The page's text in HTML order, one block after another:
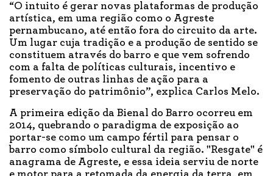
“O intuito é gerar novas plataformas de produção
artística, em uma região como o Agreste
pernambucano, até então fora do circuito da arte.
Um lugar cuja tradição e a produção de sentido se
constituem através do barro e que vem sofrendo
com a falta de políticas culturais, incentivo e
fomento de outras linhas de ação para a
preservação do patrimônio”, explica Carlos Melo.
A primeira edição da Bienal do Barro ocorreu em
2014, quebrando o paradigma de exposição ao
portar-se como um campo fértil para pensar o
barro como símbolo cultural da região. "Resgate" é
anagrama de Agreste, e essa ideia serviu de norte